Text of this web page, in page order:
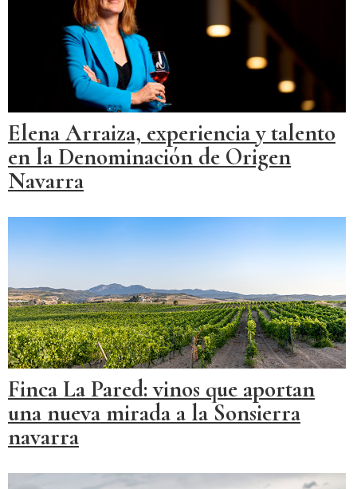
Elena Arraiza, experiencia y talento
en la Denominación de Origen
Navarra
Finca La Pared: vinos que aportan
una nueva mirada a la Sonsierra
navarra